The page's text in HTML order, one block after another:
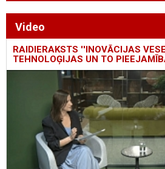
Video
RAIDIERAKSTS ''INOVĀCIJAS
TEHNOLOĢIJAS UN TO